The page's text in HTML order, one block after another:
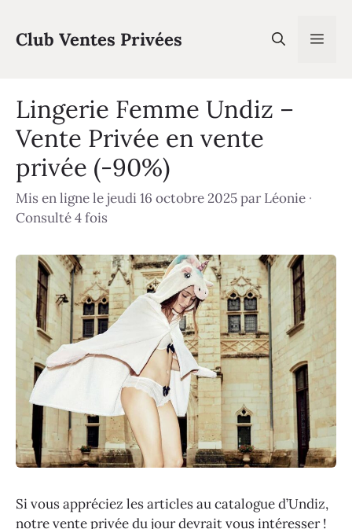
contenu
Club Ventes Privées
Lingerie Femme Undiz –
Vente Privée en vente
privée (-90%)
Mis en ligne le jeudi 16 octobre 2025parLéonie ·
Consulté 4 fois
Si vous appréciez les articles au catalogue d’Undiz,
notre vente privée du jour devrait vous intéresser !